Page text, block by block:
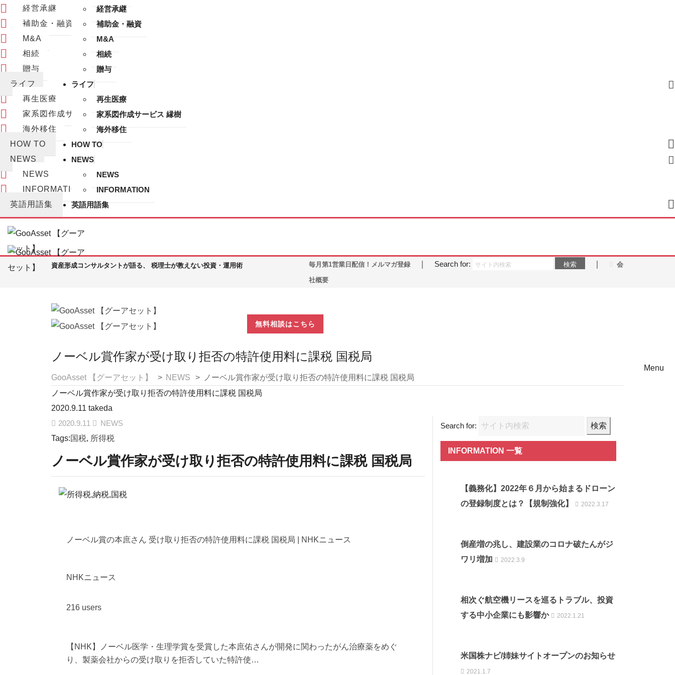
経営承継
補助金・融資
M&A
相続
贈与
ライフ
再生医療
家系図作成サービス 縁樹
海外移住
HOW TO
NEWS
NEWS
INFORMATION
英語用語集
Menu
資産形成コンサルタントが語る、 税理士が教えない投資・運用術 毎月第1営業日配信！メルマガ登録 Search for: 会
社概要
経営承継
補助金・融資
M&A
相続
贈与
ライフ
再生医療
家系図作成サービス 縁樹
海外移住
HOW TO
NEWS
NEWS
INFORMATION
英語用語集
無料相談はこちら
ノーベル賞作家が受け取り拒否の特許使用料に課税 国税局
GooAsset 【グーアセット】 > NEWS >
ノーベル賞作家が受け取り拒否の特許使用料に課税 国税局
ノーベル賞作家が受け取り拒否の特許使用料に課税 国税局
2020.9.11 takeda
2020.9.11
NEWS
Tags:国税, 所得税
ノーベル賞作家が受け取り拒否の特許使用料に課税 国税局
ノーベル賞の本庶さん 受け取り拒否の特許使用料に課税 国税局 | NHKニュース
NHKニュース
216 users
【NHK】ノーベル医学・生理学賞を受賞した本庶佑さんが開発に関わったがん治療薬をめぐ
り、製薬会社からの受け取りを拒否していた特許使…
Search for:
INFORMATION 一覧
【義務化】2022年６月から始まるドローン
の登録制度とは？【規制強化】
2022.3.17
倒産増の兆し、建設業のコロナ破たんがジ
ワリ増加
2022.3.9
相次ぐ航空機リースを巡るトラブル、投資
する中小企業にも影響か
2022.1.21
米国株ナビ/姉妹サイトオープンのお知らせ
2021.1.7